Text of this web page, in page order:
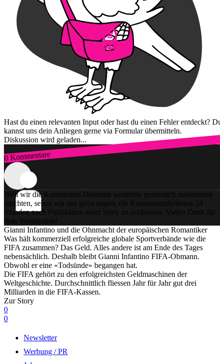
Hast du einen relevanten Input oder hast du einen Fehler entdeckt?
kannst uns dein Anliegen gerne via Formular übermitteln.
Diskussion wird geladen...
0 Kommentare
Zum Login
Weil wir die Kommentar-Debatten weiterhin persönlich moderieren
möchten, sehen wir uns gezwungen, die Kommentarfunktion 24
Stunden nach Publikation einer Story zu schliessen. Vielen Dank für
dein Verständnis!
Gianni Infantino und die Ohnmacht der europäischen Romantiker
Was hält kommerziell erfolgreiche globale Sportverbände wie die
FIFA zusammen? Das Geld. Alles andere ist am Ende des Tages
nebensächlich. Deshalb bleibt Gianni Infantino FIFA-Obmann.
Obwohl er eine «Todsünde» begangen hat.
Die FIFA gehört zu den erfolgreichsten Geldmaschinen der
Weltgeschichte. Durchschnittlich fliessen Jahr für Jahr gut drei
Milliarden in die FIFA-Kassen.
Zur Story
0
0
Newsletter
Werbung / PR